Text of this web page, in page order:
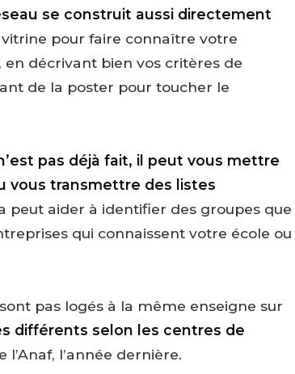
se construit aussi directement
pour faire connaître votre
décrivant bien vos critères de
de la poster pour toucher le
pas déjà fait, il peut vous mettre
vous transmettre des listes
peut aider à identifier des groupes que
qui connaissent votre école ou
pas logés à la même enseigne sur
différents selon les centres de
l’année dernière.